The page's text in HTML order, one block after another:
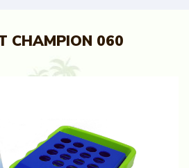
CHAMPION 060